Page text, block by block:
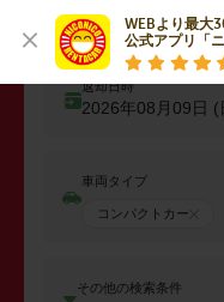
WEBより最大
公式アプリ「
出発日時
2026年08月08日 (
返却日時
2026年08月09日 (
車両タイプ
コンパクトカー
その他の検索条件